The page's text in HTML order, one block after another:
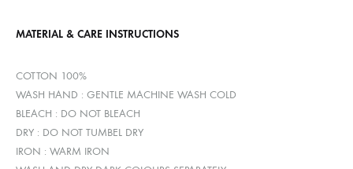
MATERIAL & CARE INSTRUCTIONS
COTTON 100%
WASH HAND : GENTLE MACHINE WASH COLD
BLEACH : DO NOT BLEACH
DRY : DO NOT TUMBEL DRY
IRON : WARM IRON